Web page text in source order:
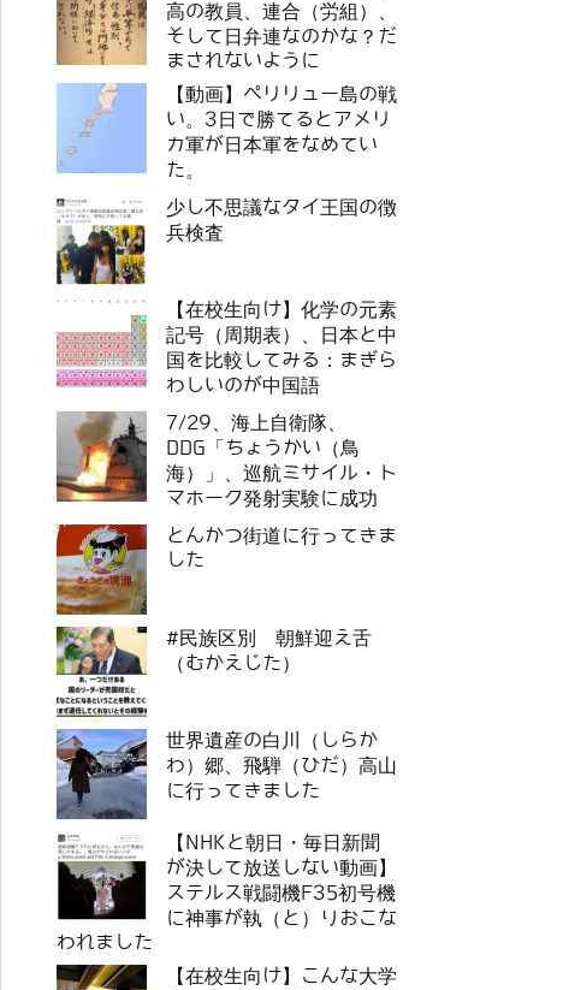
高の教員、連合（労組）、
そして日弁連なのかな？だ
まされないように
【動画】ペリリュー島の戦
い。3日で勝てるとアメリ
カ軍が日本軍をなめてい
た。
少し不思議なタイ王国の徴
兵検査
【在校生向け】化学の元素
記号（周期表）、日本と中
国を比較してみる：まぎら
わしいのが中国語
7/29、海上自衛隊、
DDG「ちょうかい（鳥
海）」、巡航ミサイル・ト
マホーク発射実験に成功
とんかつ街道に行ってきま
した
#民族区別 朝鮮迎え舌
（むかえじた）
世界遺産の白川（しらか
わ）郷、飛騨（ひだ）高山
に行ってきました
【NHKと朝日・毎日新聞
が決して放送しない動画】
ステルス戦闘機F35初号機
に神事が執（と）りおこな
われました
【在校生向け】こんな大学